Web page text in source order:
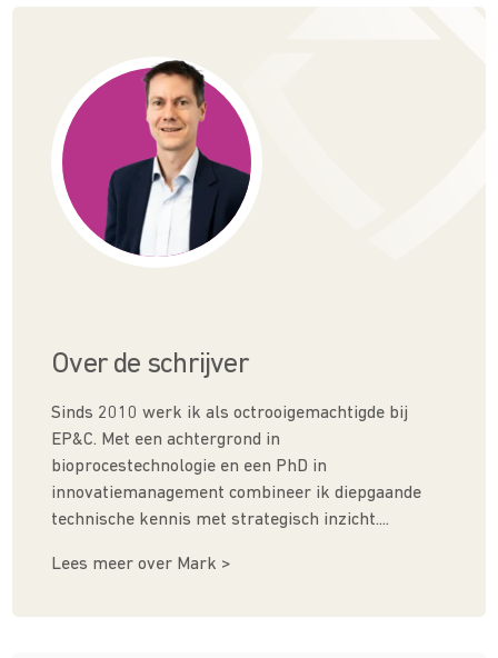
Over de schrijver
Sinds 2010 werk ik als octrooigemachtigde bij
EP&C. Met een achtergrond in
bioprocestechnologie en een PhD in
innovatiemanagement combineer ik diepgaande
technische kennis met strategisch inzicht....
Lees meer over Mark >